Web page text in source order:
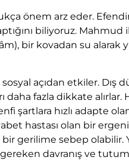
önem arz eder.
biliyoruz. Mahmud
bir kovadan su
açıdan etkiler. Dış
fazla dikkate alırlar.
şartlara hızlı adapte
hastası olan bir
gerilime sebep
davranış ve